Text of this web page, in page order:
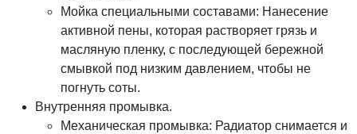
Мойка специальными составами: Нанесение
активной пены, которая растворяет грязь и
масляную пленку, с последующей бережной
смывкой под низким давлением, чтобы не
погнуть соты.
Внутренняя промывка.
Механическая промывка: Радиатор снимается и